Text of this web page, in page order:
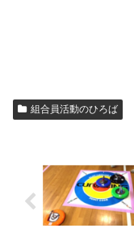
組合員活動のひろば